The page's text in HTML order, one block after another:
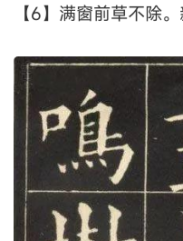
【6】满窗前草不除